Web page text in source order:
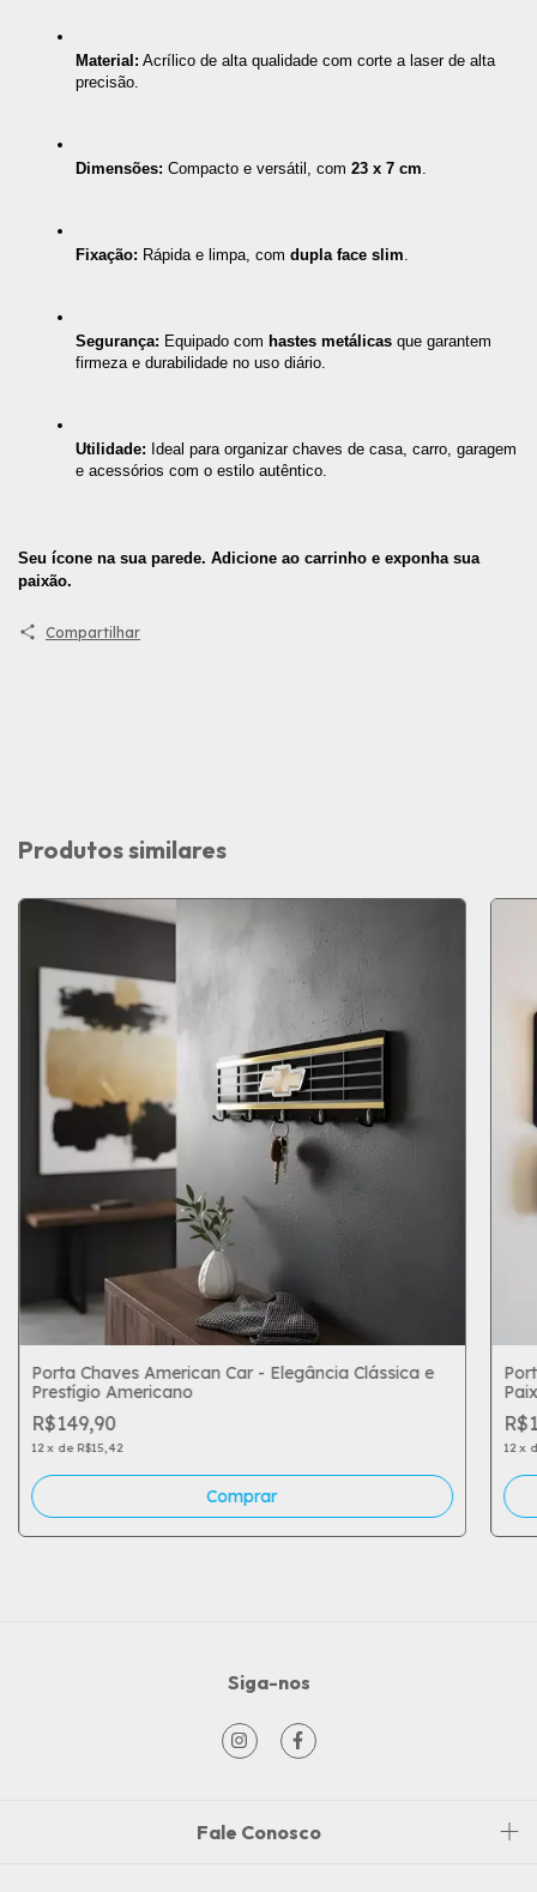
Material: Acrílico de alta qualidade com corte a laser de alta
precisão.
Dimensões: Compacto e versátil, com 23 x 7 cm
Fixação: Rápida e limpa, com dupla face slim
Segurança: Equipado com hastes metálicas que garantem
firmeza e durabilidade no uso diário.
Utilidade: Ideal para organizar chaves de casa, carro, garagem
e acessórios com o estilo autêntico.
Seu ícone na sua parede. Adicione ao carrinho e exponha sua
paixão.
Compartilhar
Produtos similares
Porta Chaves American Car - Elegância Clássica e
Prestígio Americano
R$149,90
12 x de R$15,42 12 x
Siga-nos
Fale Conosco